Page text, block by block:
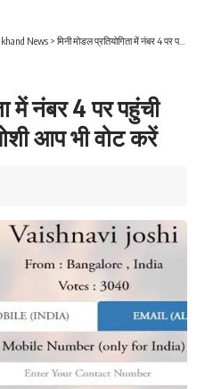
News > मिनी मोडल प्रतियोगिता में नंबर 4 पर पहुंची उत्तराखंड की वैष्णवी जोशी आप भी वोट करें
में नंबर 4 पर पहुंची
आप भी वोट करें